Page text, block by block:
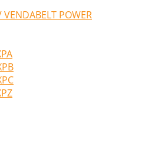
POWER